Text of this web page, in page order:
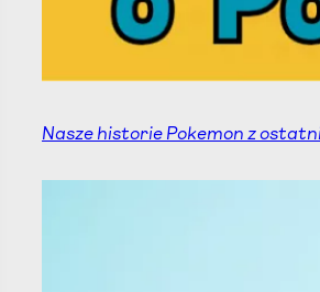
Nasze historie Pokemon z